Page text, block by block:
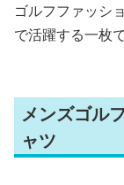
ゴルフファッシ
で活躍する一枚で
メンズゴル
ャツ